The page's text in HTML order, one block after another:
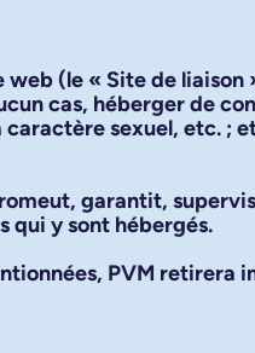
web (le «Site de liaison
cas, héberger de
sexuel, etc. ;
garantit,
qui y sont hébergés.
PVM